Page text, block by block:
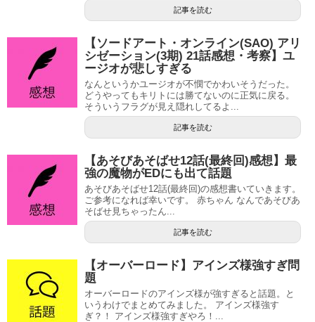
記事を読む
【ソードアート・オンライン(SAO) アリ
シゼーション(3期) 21話感想・考察】ユ
ージオが悲しすぎる
なんというかユージオが不憫でかわいそうだった。
どうやってもキリトには勝てないのに正気に戻る。
そういうフラグが見え隠れしてるよ...
記事を読む
【あそびあそばせ12話(最終回)感想】最
強の魔物がEDにも出て話題
あそびあそばせ12話(最終回)の感想書いていきます。
ご参考になれば幸いです。 赤ちゃん なんであそびあ
そばせ見ちゃったん...
記事を読む
【オーバーロード】アインズ様強すぎ問
題
オーバーロードのアインズ様が強すぎると話題。と
いうわけでまとめてみました。 アインズ様強す
ぎ？！ アインズ様強すぎやろ！...